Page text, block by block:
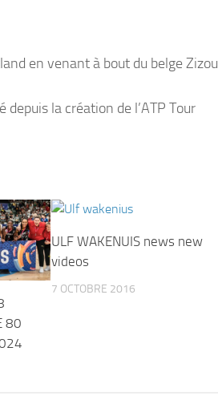
en venant à bout du belge Zizou
la création de l’ATP Tour
80
ULF WAKENUIS news new
videos
7 OCTOBRE 2016